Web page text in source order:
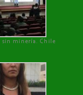
minería. Chile